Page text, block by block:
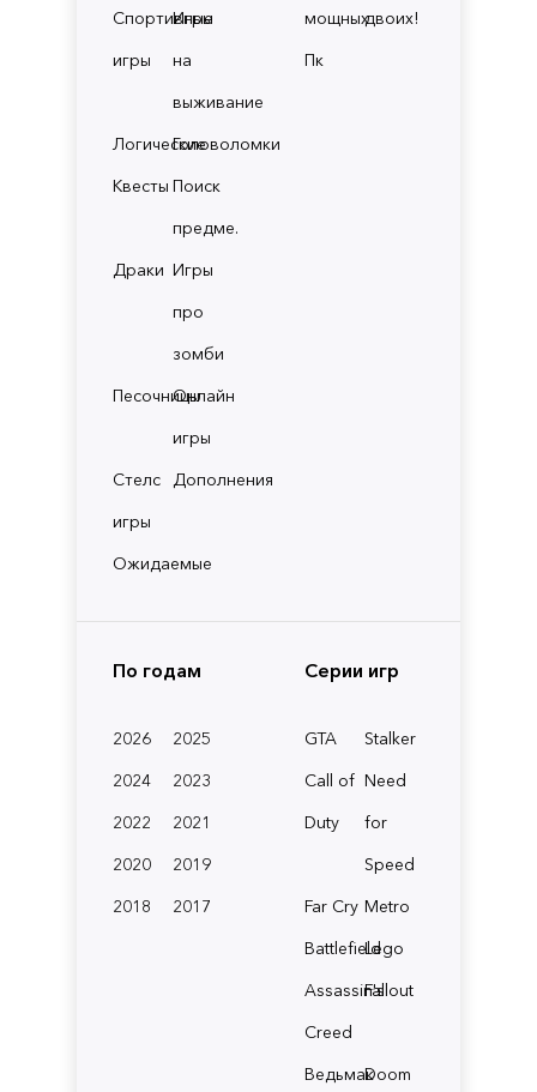
Спортивные
игры
Игры
на
выживание
ЛогическиеГоловоломки
Квесты Поиск
предме.
Драки Игры
про
зомби
ПесочницыОнлайн
игры
Стелс
игры
Дополнения
Ожидаемые
мощных
Пк
двоих!
По годам
2026
2025
2024
2023
2022
2021
2020
2019
2018
2017
Серии игр
GTA
Stalker
Call of
Duty
Need
for
Speed
Far Cry Metro
BattlefieldLego
Assassin's
Creed
Fallout
ВедьмакDoom